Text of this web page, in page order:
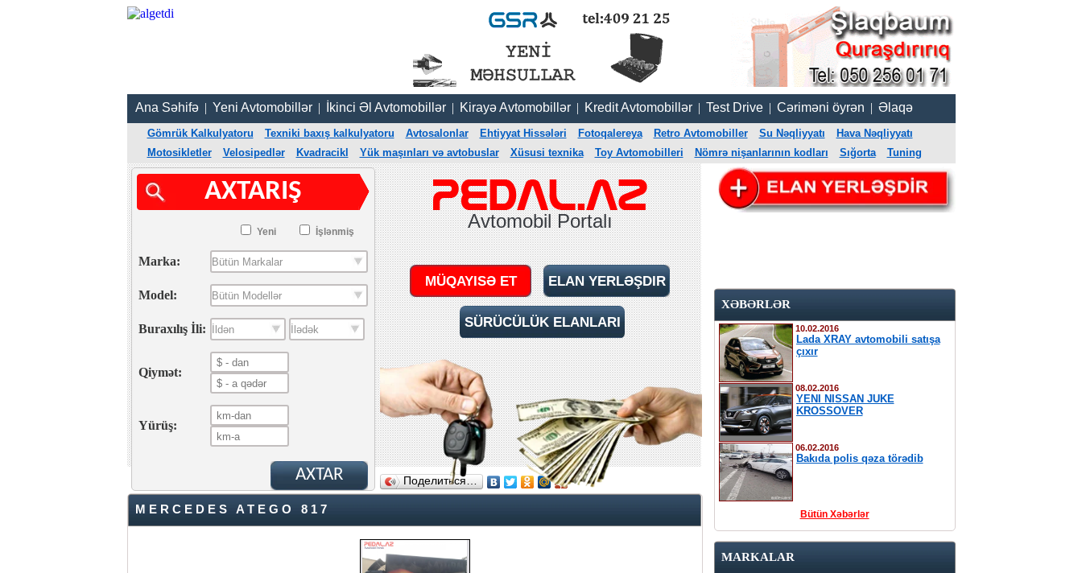
Ana Səhifə | Yeni Avtomobillər | İkinci Əl Avtomobillər | Kirayə Avtomobillər | Kredit Avtomobillər | Test Drive | Cəriməni öyrən | Əlaqə
Gömrük Kalkulyatoru Texniki baxış kalkulyatoru Avtosalonlar Ehtiyyat Hissələri Fotoqalereya Retro Avtomobiller Su Nəqliyyatı
Hava Nəqliyyatı
Motosikletler
Velosipedlər Kvadracikl Yük maşınları və avtobuslar Xüsusi texnika Toy Avtomobilleri Nömrə nişanlarının kodları Sığorta Tuning
AXTARIŞ
İşlənmiş
Yeni
Marka:
Model:
Buraxılış İli:
Qiymət:
Yürüş:
Avtomobil Portalı
Поделиться…
MERCEDES ATEGO 817
XƏBƏRLƏR
10.02.2016
Lada XRAY avtomobili satışa
çıxır
08.02.2016
YENI NISSAN JUKE
KROSSOVER
06.02.2016
Bakıda polis qəza törədib
Bütün Xəbərlər
MARKALAR